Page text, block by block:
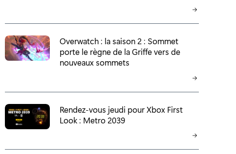
Overwatch : la saison 2 : Sommet
porte le règne de la Griffe vers de
nouveaux sommets
Rendez-vous jeudi pour Xbox First
Look : Metro 2039